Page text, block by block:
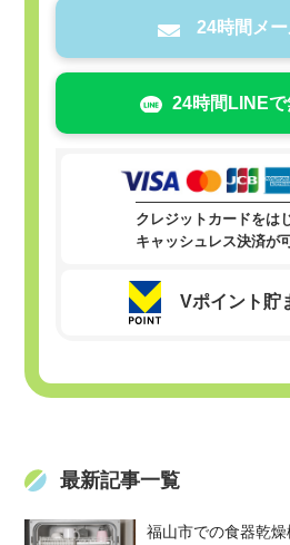
24時間メ
24時間LINE
クレジットカードをは
キャッシュレス決済が
Vポイント貯
最新記事一覧
福山市での食器乾